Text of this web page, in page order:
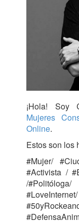
¡Hola! Soy
Mujeres
Online.
Estos son los
#Mujer/
#Activista /
/